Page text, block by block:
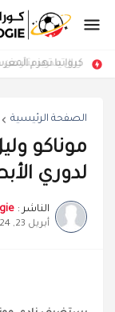
ريال مدريد يثأر من
كرواتيا تهزم
الصفحة الرئيسية
موناكو
لدوري
الناشر :
أبريل 23, 2024